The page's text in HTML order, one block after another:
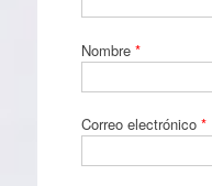
Nombre *
Correo electrónico *